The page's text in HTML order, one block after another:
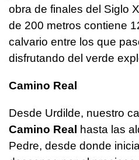
obra de finales del Siglo
de 200 metros contiene
calvario entre los que
disfrutando del verde
Camino Real
Desde Urdilde, nuestro
Camino Real
hasta las
Pedre, desde donde